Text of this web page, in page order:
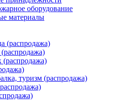
оборудование
материалы
(распродажа)
(распродажа)
туризм (распродажа)